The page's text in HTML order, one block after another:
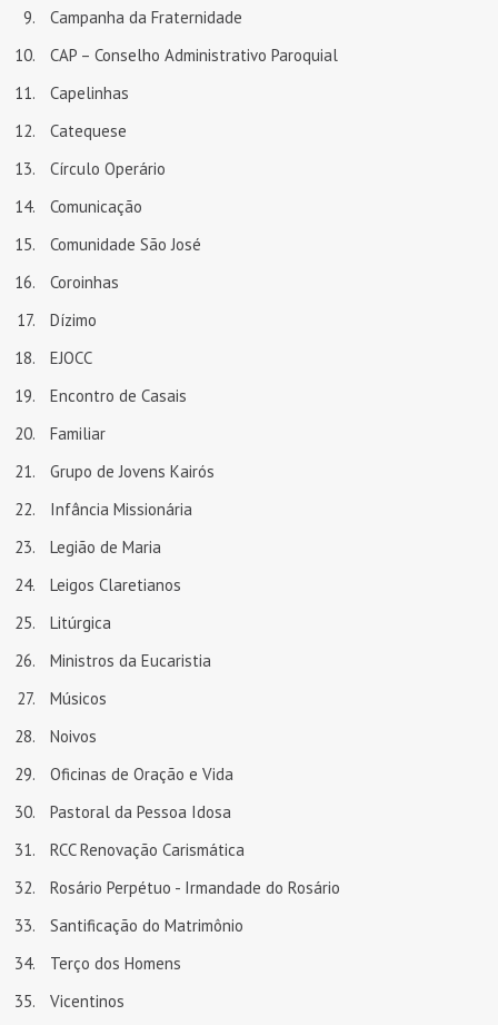
Campanha da Fraternidade
CAP – Conselho Administrativo Paroquial
Capelinhas
Catequese
Círculo Operário
Comunicação
Comunidade São José
Coroinhas
Dízimo
EJOCC
Encontro de Casais
Familiar
Grupo de Jovens Kairós
Infância Missionária
Legião de Maria
Leigos Claretianos
Litúrgica
Ministros da Eucaristia
Músicos
Noivos
Oficinas de Oração e Vida
Pastoral da Pessoa Idosa
RCC Renovação Carismática
Rosário Perpétuo - Irmandade do Rosário
Santificação do Matrimônio
Terço dos Homens
Vicentinos